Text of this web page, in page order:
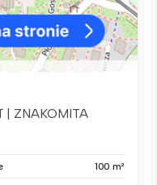
| ZNAKOMITA
100 m²